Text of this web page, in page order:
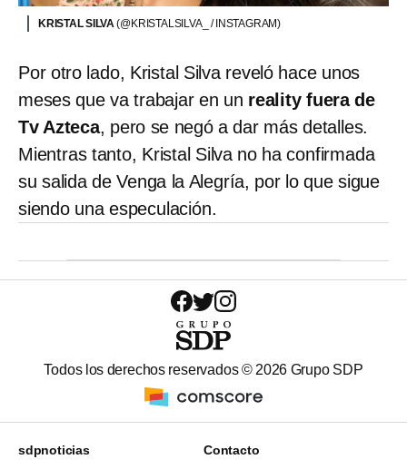
KRISTAL SILVA(@KRISTALSILVA_ / INSTAGRAM)
Por otro lado, Kristal Silva reveló hace unos
meses que va trabajar en un reality fuera de
Tv Azteca, pero se negó a dar más detalles.
Mientras tanto, Kristal Silva no ha confirmada
su salida de Venga la Alegría, por lo que sigue
siendo una especulación.
Todos los derechos reservados © 2026 Grupo SDP
sdpnoticias Contacto